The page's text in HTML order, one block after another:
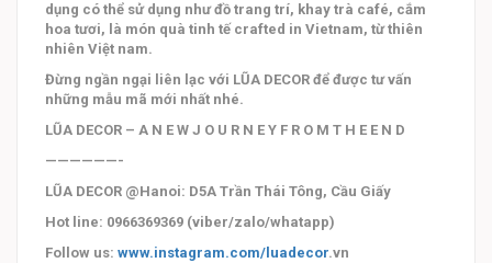
dụng có thể sử dụng như đồ trang trí, khay trà café, cắm
hoa tươi, là món quà tinh tế crafted in Vietnam, từ thiên
nhiên Việt nam.
Đừng ngần ngại liên lạc với LŨA DECOR để được tư vấn
những mẫu mã mới nhất nhé.
LŨA DECOR – A N E W J O U R N E Y F R O M T H E E N D
——————-
LŨA DECOR @Hanoi: D5A Trần Thái Tông, Cầu Giấy
Hot line: 0966369369 (viber/zalo/whatapp)
Follow us: www.instagram.com/luadecor.vn